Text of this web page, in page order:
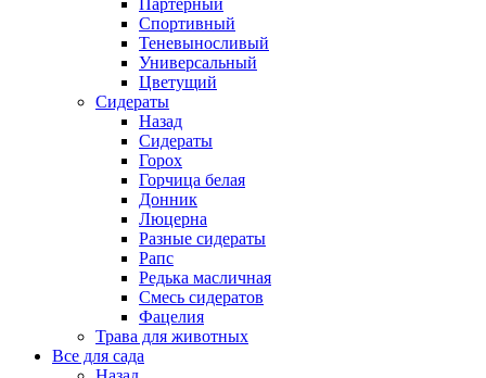
Партерный
Спортивный
Теневыносливый
Универсальный
Цветущий
Сидераты
Назад
Сидераты
Горох
Горчица белая
Донник
Люцерна
Разные сидераты
Рапс
Редька масличная
Смесь сидератов
Фацелия
Трава для животных
Все для сада